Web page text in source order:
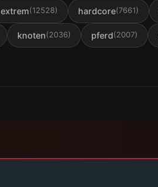
extrem(12528) hardcore(7661 )
knoten(2036) pferd(2007)